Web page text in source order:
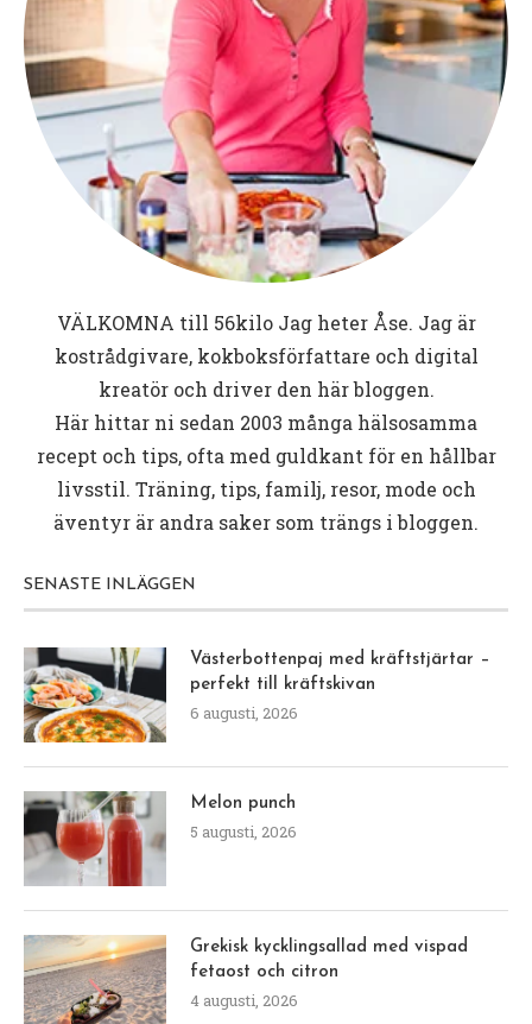
VÄLKOMNA till 56kiloJag heter Åse. Jag är
kostrådgivare, kokboksförfattare och digital
kreatör och driver den här bloggen.
Här hittar ni sedan 2003 många hälsosamma
recept och tips, ofta med guldkant för en hållbar
livsstil. Träning, tips, familj, resor, mode och
äventyr är andra saker som trängs i bloggen.
SENASTE INLÄGGEN
Västerbottenpaj med kräftstjärtar –
perfekt till kräftskivan
6 augusti, 2026
Melon punch
5 augusti, 2026
Grekisk kycklingsallad med vispad
fetaost och citron
4 augusti, 2026